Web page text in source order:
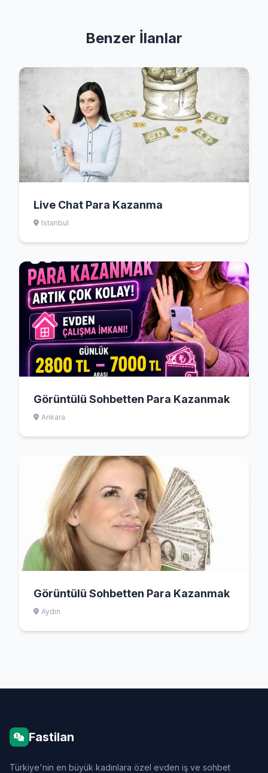
Benzer İlanlar
Live Chat Para Kazanma
Istanbul
Görüntülü Sohbetten Para Kazanmak
Ankara
Görüntülü Sohbetten Para Kazanmak
Aydın
Fastilan
Türkiye'nin en büyük kadınlara özel evden iş ve sohbet